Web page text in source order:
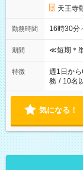
天王寺
勤務時間 16時30分
期間 ≪短期＊
特徴 週1日から
務 / 10名
気になる！